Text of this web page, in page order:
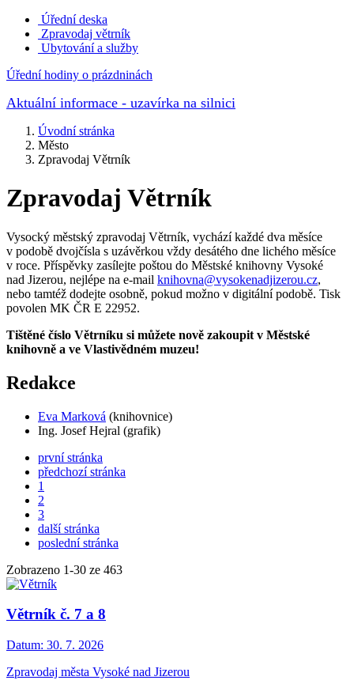
Úřední deska
Zpravodaj větrník
Ubytování a služby
Úřední hodiny o prázdninách
Aktuální informace - uzavírka na silnici
Úvodní stránka
Město
Zpravodaj Větrník
Zpravodaj Větrník
Vysocký městský zpravodaj Větrník, vychází každé dva měsíce
v podobě dvojčísla s uzávěrkou vždy desátého dne lichého měsíce
v roce. Příspěvky zasílejte poštou do Městské knihovny Vysoké
nad Jizerou, nejlépe na e-mail knihovna@vysokenadjizerou.cz,
nebo tamtéž dodejte osobně, pokud možno v digitální podobě. Tisk
povolen MK ČR E 22952.
Tištěné číslo Větrníku si můžete nově zakoupit v Městské
knihovně a ve Vlastivědném muzeu!
Redakce
Eva Marková (knihovnice)
Ing. Josef Hejral (grafik)
první stránka
předchozí stránka
1
2
3
další stránka
poslední stránka
Zobrazeno 1-30 ze 463
Větrník č. 7 a 8
Datum: 30. 7. 2026
Zpravodaj města Vysoké nad Jizerou